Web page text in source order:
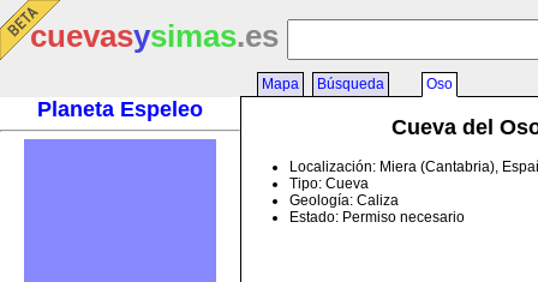
cuevasysimas.es
Planeta Espeleo
Mapa Búsqueda Oso
Cueva del
Localización: Miera (Cantabria),
Tipo: Cueva
Geología: Caliza
Estado: Permiso necesario